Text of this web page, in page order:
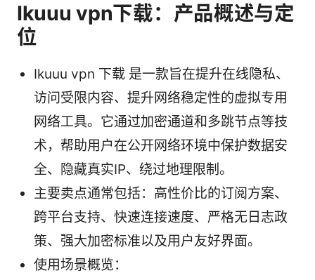
Ikuuu vpn下载：产品概述与定
位
Ikuuu vpn 下载 是一款旨在提升在线隐私、
访问受限内容、提升网络稳定性的虚拟专用
网络工具。它通过加密通道和多跳节点等技
术，帮助用户在公开网络环境中保护数据安
全、隐藏真实IP、绕过地理限制。
主要卖点通常包括：高性价比的订阅方案、
跨平台支持、快速连接速度、严格无日志政
策、强大加密标准以及用户友好界面。
使用场景概览：